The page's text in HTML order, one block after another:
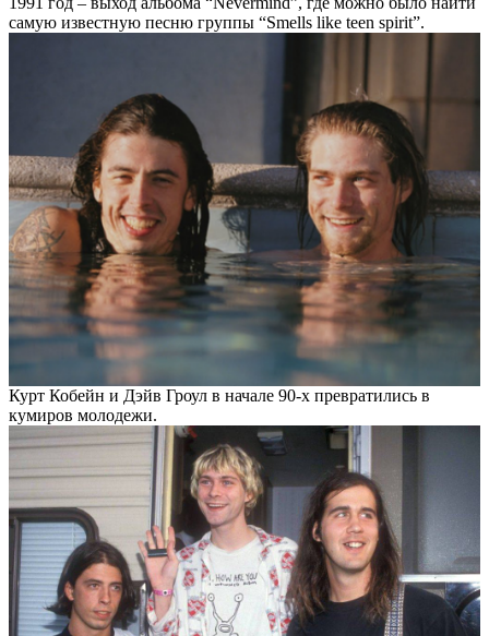
самую известную песню группы “Smells like teen spirit”.
Курт Кобейн и Дэйв Гроул в начале 90-х превратились в
кумиров молодежи.